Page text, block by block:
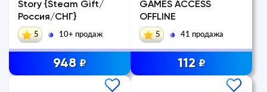
Story {Steam Gift/
Россия/СНГ}
5 10+ продаж
948 ₽
GAMES ACCESS
OFFLINE
5 41 продажа
112 ₽